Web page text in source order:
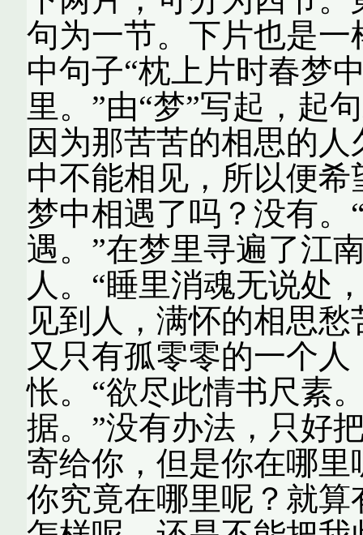
句为一节。下片也是
中句子“枕上片时春梦
里。”由“梦”写起，起
因为那苦苦的相思的
中不能相见，所以便
梦中相遇了吗？没有
遇。”在梦里寻遍了江
人。“睡里消魂无说处
见到人，满怀的相思
又只有孤零零的一个
怅。“欲尽此情书尺素
据。”没有办法，只好
寄给你，但是你在哪
你究竟在哪里呢？就